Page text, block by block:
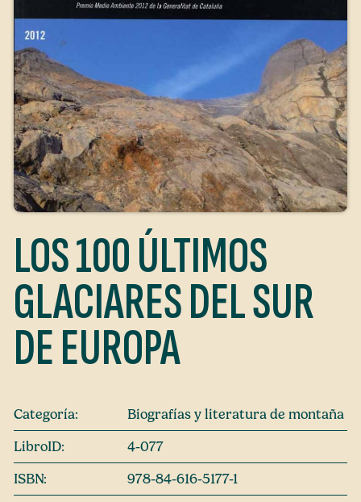
LOS 100 ÚLTIMOS
GLACIARES DEL SUR
DE EUROPA
Categoría:
Biografías y literatura de montaña
LibroID:
4-077
ISBN:
978-84-616-5177-1